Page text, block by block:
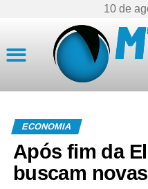
10 de
ECONOMIA
Após fim da
buscam